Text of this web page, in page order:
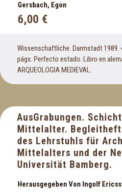
Clásicos griegos y latinos
Coleccionismo
Comunidad Valenciana
Criminología
Deportes
Derecho
Diccionarios
Gersbach, Egon
6,00 €
Wissenschaftliche. Darmstadt 1989.
págs. Perfecto estado. Libro en
ARQUEOLOGIA MEDIEVAL.
AusGrabungen.
Mittelalter.
des Lehrstuhls für
Mittelalters und der
Universität Bamberg.
Herausgegeben Von Ingolf